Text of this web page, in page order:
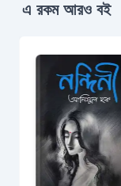
এ রকম আরও বই